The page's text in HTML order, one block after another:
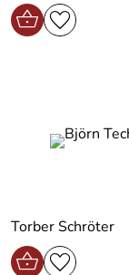
Torber Schröter